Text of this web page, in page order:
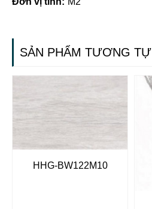
SẢN PHẨM TƯƠNG TỰ
HHG-BW122M10